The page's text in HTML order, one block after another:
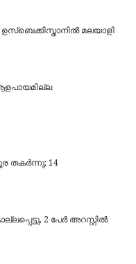
മലയാളി
തകര്‍ന്നു; 14
2 പേർ അറസ്റ്റിൽ